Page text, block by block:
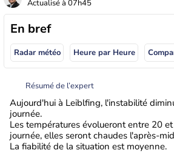
Actualisé à 07h45
En bref
Radar météo Heure par Heure
Résumé de l’expert
Aujourd'hui à Leiblfing, l'instabilité
journée.
Les températures évolueront entre 20
journée, elles seront chaudes l'après-
La fiabilité de la situation est moyenne.